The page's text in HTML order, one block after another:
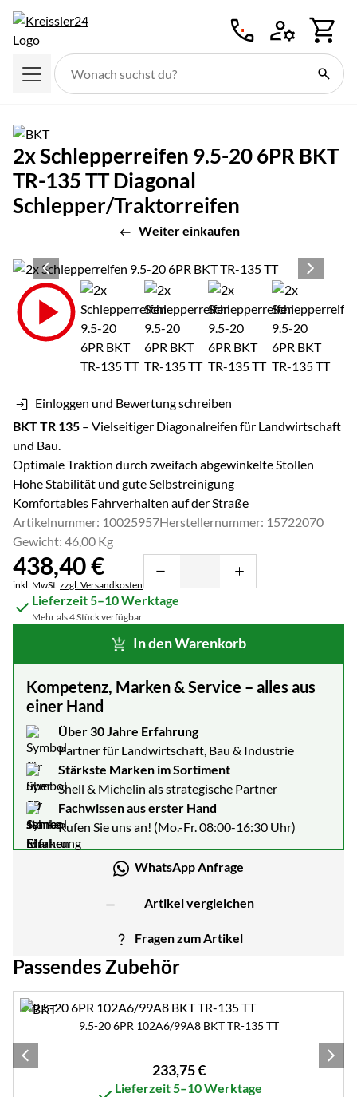
2x Schlepperreifen 9.5-20 6PR BKT
TR-135 TT Diagonal
Schlepper/Traktorreifen
Weiter einkaufen
Produktgalerie
Zur Kaufbox springen
Einloggen und Bewertung schreiben
BKT TR 135 – Vielseitiger Diagonalreifen für Landwirtschaft
und Bau.
Optimale Traktion durch zweifach abgewinkelte Stollen
Hohe Stabilität und gute Selbstreinigung
Komfortables Fahrverhalten auf der Straße
Artikelnummer: 10025957Herstellernummer: 15722070
Gewicht: 46,00 Kg
438,40€
Steuerhinweis:
inkl. MwSt. zzgl. Versandkosten
Lieferzeit 5–10 Werktage
Mehr als 4 Stück verfügbar
In den Warenkorb
Kompetenz, Marken & Service – alles aus
einer Hand
Über 30 Jahre Erfahrung
Partner für Landwirtschaft, Bau & Industrie
Stärkste Marken im Sortiment
Shell & Michelin als strategische Partner
Fachwissen aus erster Hand
Rufen Sie uns an! (Mo.-Fr. 08:00-16:30 Uhr)
WhatsApp Anfrage
Artikel vergleichen
Fragen zum Artikel
Passendes Zubehör
Zubehör überspringen
9.5-20 6PR 102A6/99A8 BKT TR-135 TT
233,75€
Lieferzeit 5–10 Werktage